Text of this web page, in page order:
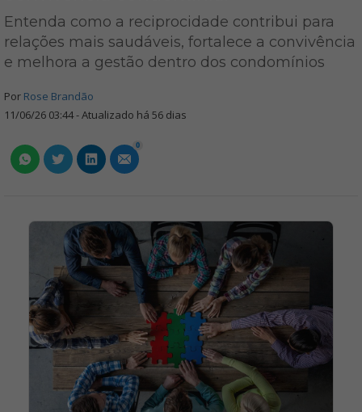
Entenda como a reciprocidade contribui para
relações mais saudáveis, fortalece a convivência
e melhora a gestão dentro dos condomínios
Por Rose Brandão
11/06/26 03:44 - Atualizado há 56 dias
0